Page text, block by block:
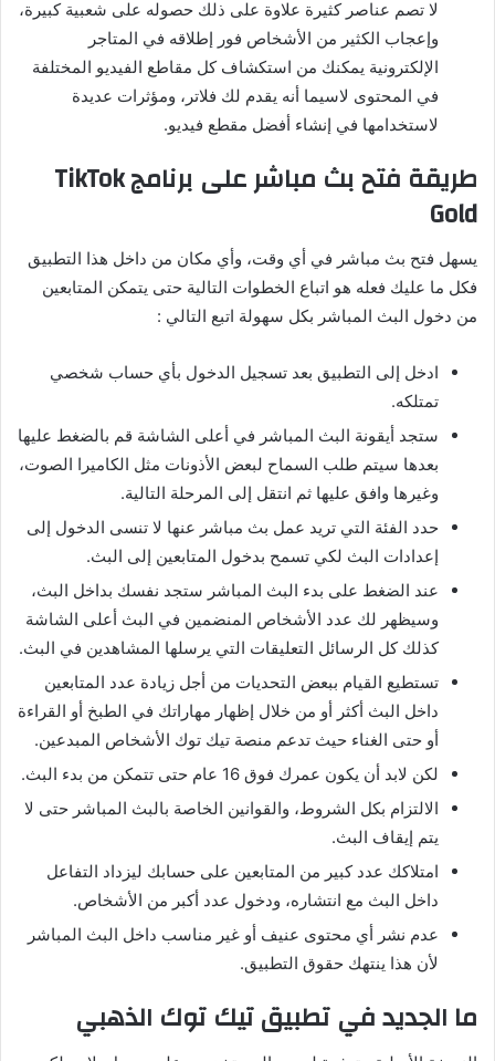
لا تصم عناصر كثيرة علاوة على ذلك حصوله على شعبية كبيرة،
وإعجاب الكثير من الأشخاص فور إطلاقه في المتاجر
الإلكترونية يمكنك من استكشاف كل مقاطع الفيديو المختلفة
في المحتوى لاسيما أنه يقدم لك فلاتر، ومؤثرات عديدة
لاستخدامها في إنشاء أفضل مقطع فيديو.
طريقة فتحبث مباشرعلى برنامجTikTok
Gold
يسهل فتح بث مباشر في أي وقت، وأي مكان من داخل هذا التطبيق
فكل ما عليك فعله هو اتباع الخطوات التالية حتى يتمكن المتابعين
من دخول البث المباشر بكل سهولة اتبع التالي :
ادخل إلى التطبيق بعد تسجيل الدخول بأي حساب شخصي
تمتلكه.
ستجد أيقونة البث المباشر في أعلى الشاشة قم بالضغط عليها
بعدها سيتم طلب السماح لبعض الأذونات مثل الكاميرا الصوت،
وغيرها وافق عليها ثم انتقل إلى المرحلة التالية.
حدد الفئة التي تريد عمل بث مباشر عنها لا تنسى الدخول إلى
إعدادات البث لكي تسمح بدخول المتابعين إلى البث.
عند الضغط على بدء البث المباشر ستجد نفسك بداخل البث،
وسيظهر لك عدد الأشخاص المنضمين في البث أعلى الشاشة
كذلك كل الرسائل التعليقات التي يرسلها المشاهدين في البث.
تستطيع القيام ببعض التحديات من أجل زيادة عدد المتابعين
داخل البث أكثر أو من خلال إظهار مهاراتك في الطبخ أو القراءة
أو حتى الغناء حيث تدعم منصة تيك توك الأشخاص المبدعين.
لكن لابد أن يكون عمرك فوق
عام حتى تتمكن من بدء البث.
الالتزام بكل الشروط، والقوانين الخاصة بالبث المباشر حتى لا
يتم إيقاف البث.
امتلاكك عدد كبير من المتابعين على حسابك ليزداد التفاعل
داخل البث مع انتشاره، ودخول عدد أكبر من الأشخاص.
عدم نشر أي محتوى عنيف أو غير مناسب داخل البث المباشر
لأن هذا ينتهك حقوق التطبيق.
ما الجديد في تطبيق تيك توك الذهبي